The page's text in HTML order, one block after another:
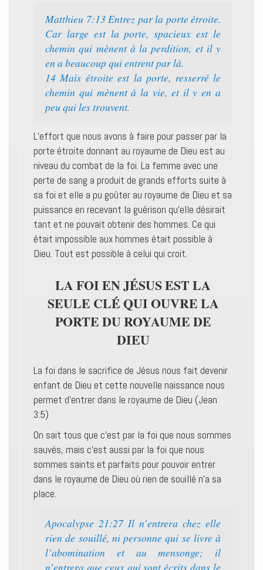
Matthieu 7:13 Entrez par la porte étroite.
Car large est la porte, spacieux est le
chemin qui mènent à la perdition, et il y
en a beaucoup qui entrent par là.
14 Mais étroite est la porte, resserré le
chemin qui mènent à la vie, et il y en a
peu qui les trouvent.
L’effort que nous avons à faire pour passer par la
porte étroite donnant au royaume de Dieu est au
niveau du combat de la foi. La femme avec une
perte de sang a produit de grands efforts suite à
sa foi et elle a pu goûter au royaume de Dieu et sa
puissance en recevant la guérison qu’elle désirait
tant et ne pouvait obtenir des hommes. Ce qui
était impossible aux hommes était possible à
Dieu. Tout est possible à celui qui croit.
LA FOI EN JÉSUS EST LA
SEULE CLÉ QUI OUVRE LA
PORTE DU ROYAUME DE
DIEU
La foi dans le sacrifice de Jésus nous fait devenir
enfant de Dieu et cette nouvelle naissance nous
permet d’entrer dans le royaume de Dieu (Jean
3:5)
On sait tous que c’est par la foi que nous sommes
sauvés, mais c’est aussi par la foi que nous
sommes saints et parfaits pour pouvoir entrer
dans le royaume de Dieu où rien de souillé n’a sa
place.
Apocalypse 21:27 Il n’entrera chez elle
rien de souillé, ni personne qui se livre à
l’abomination et au mensonge; il
n’entrera que ceux qui sont écrits dans le